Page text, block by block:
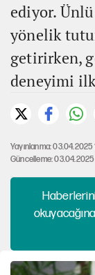
ediyor.
yönelik
getirirken,
deneyimi
Yayınlanma: 03.04.2025
Güncelleme: 03.04.2025